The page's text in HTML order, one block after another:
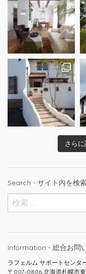
さら
Search - サイト内を検
Information - 総合お問
ラフェルム サポートセンタ
〒007-0806 北海道札幌市